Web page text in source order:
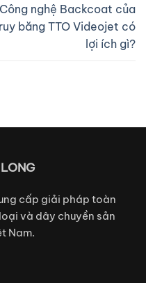
Công nghệ Backcoat của
ruy băng TTO Videojet có
lợi ích gì?
cấp giải pháp toàn
và dây chuyền sản
Nam.